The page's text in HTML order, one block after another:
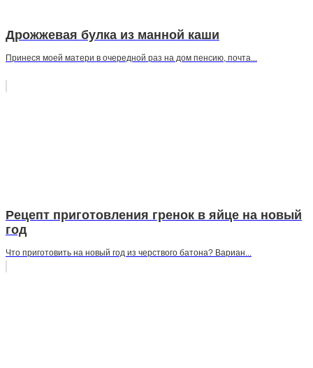
Дрожжевая булка из манной каши
Принеся моей матери в очередной раз на дом пенсию, почта...
Рецепт приготовления гренок в яйце на новый
год
Что приготовить на новый год из черствого батона? Вариан...